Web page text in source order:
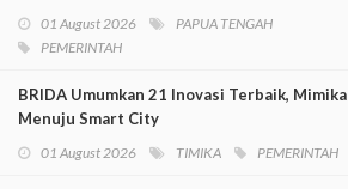
01 August 2026
PAPUA TENGAH
PEMERINTAH
BRIDA Umumkan 21 Inovasi Terbaik, Mimika
Menuju Smart City
01 August 2026 TIMIKA PEMERINTAH